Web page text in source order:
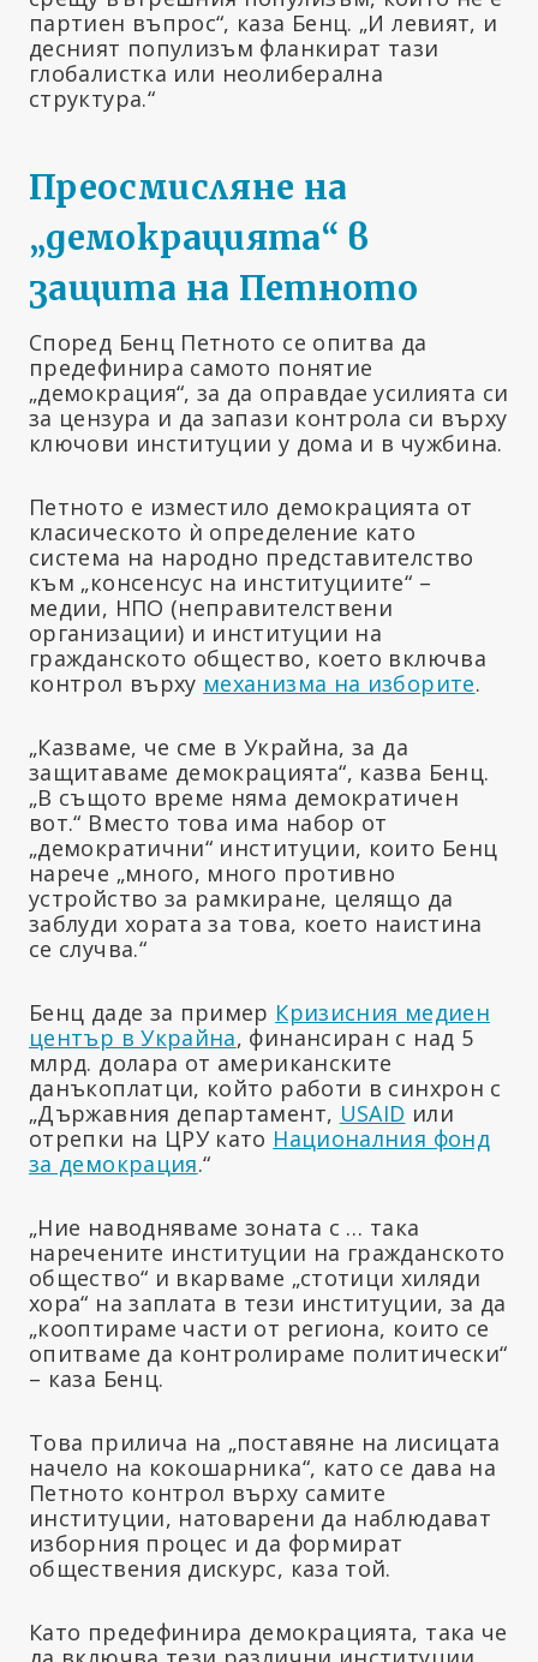
партиен въпрос“, каза Бенц. „И левият, и
десният популизъм фланкират тази
глобалистка или неолиберална
структура.“
Преосмисляне на
„демокрацията“ в
защита на Петното
Според Бенц Петното се опитва да
предефинира самото понятие
„демокрация“, за да оправдае усилията си
за цензура и да запази контрола си върху
ключови институции у дома и в чужбина.
Петното е изместило демокрацията от
класическото ѝ определение като
система на народно представителство
към „консенсус на институциите“ –
медии, НПО (неправителствени
организации) и институции на
гражданското общество, което включва
контрол върху механизма на изборите.
„Казваме, че сме в Украйна, за да
защитаваме демокрацията“, казва Бенц.
„В същото време няма демократичен
вот.“ Вместо това има набор от
„демократични“ институции, които Бенц
нарече „много, много противно
устройство за рамкиране, целящо да
заблуди хората за това, което наистина
се случва.“
Бенц даде за пример Кризисния медиен
център в Украйна, финансиран с над 5
млрд. долара от американските
данъкоплатци, който работи в синхрон с
„Държавния департамент, USAID или
отрепки на ЦРУ като Националния фонд
за демокрация.“
„Ние наводняваме зоната с … така
наречените институции на гражданското
общество“ и вкарваме „стотици хиляди
хора“ на заплата в тези институции, за да
„кооптираме части от региона, които се
опитваме да контролираме политически“
– каза Бенц.
Това прилича на „поставяне на лисицата
начело на кокошарника“, като се дава на
Петното контрол върху самите
институции, натоварени да наблюдават
изборния процес и да формират
обществения дискурс, каза той.
Като предефинира демокрацията, така че